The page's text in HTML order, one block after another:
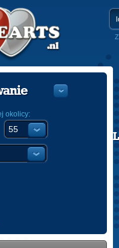
POLISH
okolicy: